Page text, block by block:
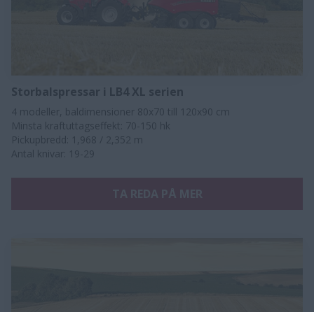
Storbalspressar i LB4 XL serien
4 modeller, baldimensioner 80x70 till 120x90 cm
Minsta kraftuttagseffekt: 70-150 hk
Pickupbredd: 1,968 / 2,352 m
Antal knivar: 19-29​​